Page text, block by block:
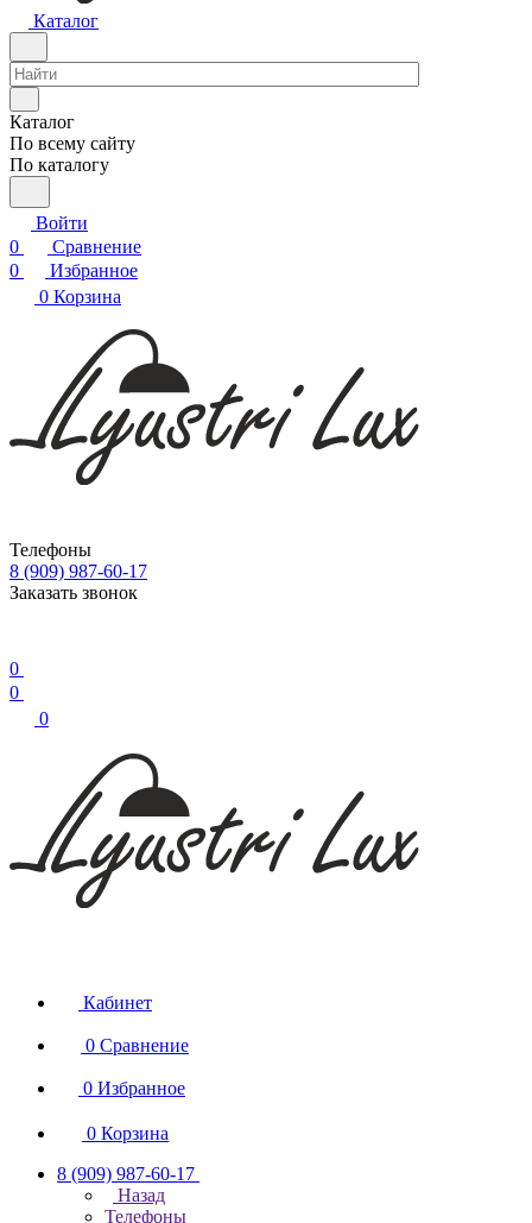
Каталог
Каталог
По всему сайту
По каталогу
Войти
0
Сравнение
0
Избранное
0 Корзина
Телефоны
8 (909) 987-60-17
Заказать звонок
0
0
0
Кабинет
0 Сравнение
0 Избранное
0 Корзина
8 (909) 987-60-17
Назад
Телефоны